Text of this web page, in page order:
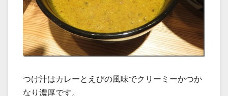
つけ汁はカレーとえびの風味でクリーミーかつか
なり濃厚です。